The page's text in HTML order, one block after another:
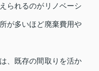
られるのがリノベーシ
が多いほど廃棄費用や
、既存の間取りを活か